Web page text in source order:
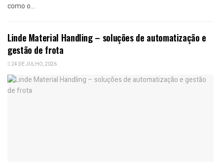
como o...
Linde Material Handling – soluções de automatização e
gestão de frota
24 DE JULHO, 2026